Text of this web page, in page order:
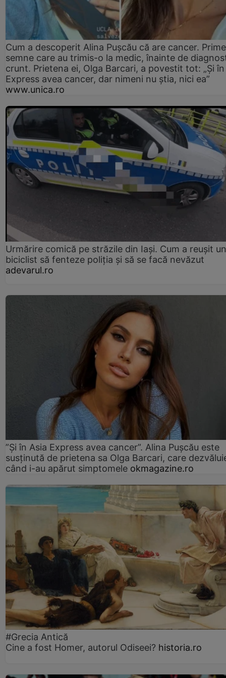
Cum a descoperit Alina Pușcău că are cancer.
semne care au trimis-o la medic, înainte de
crunt. Prietena ei, Olga Barcari, a povestit tot: „Și în
Express avea cancer, dar nimeni nu știa, nici ea”
www.unica.ro
Urmărire comică pe străzile din Iași. Cum a reușit un
biciclist să fenteze poliția și să se facă nevăzut
adevarul.ro
”Și în Asia Express avea cancer”. Alina Pușcău este
susținută de prietena sa Olga Barcari, care
când i-au apărut simptomele okmagazine.ro
#Grecia Antică
Cine a fost Homer, autorul Odiseei? historia.ro